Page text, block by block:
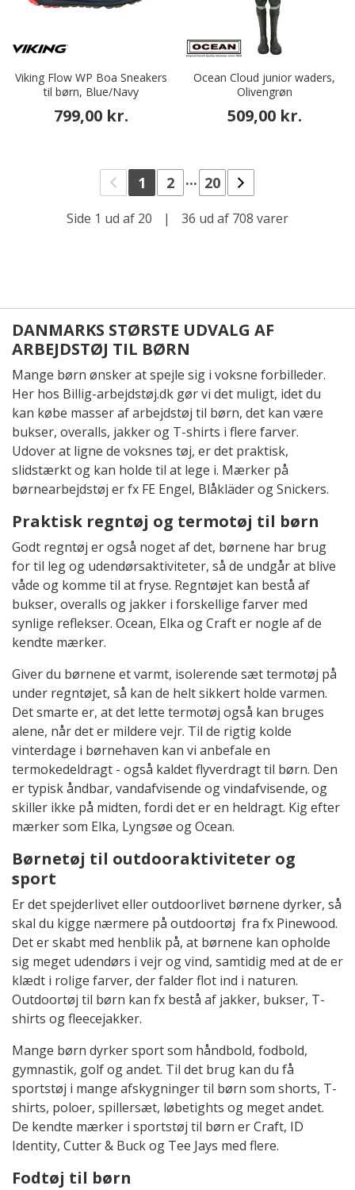
Viking Flow WP Boa Sneakers
til børn, Blue/Navy
799,00 kr.
Ocean Cloud junior waders,
Olivengrøn
509,00 kr.
1 2 ... 20
Side 1 ud af 20 | 36 ud af 708 varer
DANMARKS STØRSTE UDVALG AF
ARBEJDSTØJ TIL BØRN
Mange børn ønsker at spejle sig i voksne forbilleder.
Her hos Billig-arbejdstøj.dk gør vi det muligt, idet du
kan købe masser af arbejdstøj til børn, det kan være
bukser, overalls, jakker og T-shirts i flere farver.
Udover at ligne de voksnes tøj, er det praktisk,
slidstærkt og kan holde til at lege i. Mærker på
børnearbejdstøj er fx FE Engel, Blåkläder og Snickers.
Praktisk regntøj og termotøj til børn
Godt regntøj er også noget af det, børnene har brug
for til leg og udendørsaktiviteter, så de undgår at blive
våde og komme til at fryse. Regntøjet kan bestå af
bukser, overalls og jakker i forskellige farver med
synlige reflekser. Ocean, Elka og Craft er nogle af de
kendte mærker.
Giver du børnene et varmt, isolerende sæt termotøj på
under regntøjet, så kan de helt sikkert holde varmen.
Det smarte er, at det lette termotøj også kan bruges
alene, når det er mildere vejr. Til de rigtig kolde
vinterdage i børnehaven kan vi anbefale en
termokedeldragt - også kaldet flyverdragt til børn. Den
er typisk åndbar, vandafvisende og vindafvisende, og
skiller ikke på midten, fordi det er en heldragt. Kig efter
mærker som Elka, Lyngsøe og Ocean.
Børnetøj til outdooraktiviteter og
sport
Er det spejderlivet eller outdoorlivet børnene dyrker, så
skal du kigge nærmere på outdoortøj fra fx Pinewood.
Det er skabt med henblik på, at børnene kan opholde
sig meget udendørs i vejr og vind, samtidig med at de er
klædt i rolige farver, der falder flot ind i naturen.
Outdoortøj til børn kan fx bestå af jakker, bukser, T-
shirts og fleecejakker.
Mange børn dyrker sport som håndbold, fodbold,
gymnastik, golf og andet. Til det brug kan du få
sportstøj i mange afskygninger til børn som shorts, T-
shirts, poloer, spillersæt, løbetights og meget andet.
De kendte mærker i sportstøj til børn er Craft, ID
Identity, Cutter & Buck og Tee Jays med flere.
Fodtøj til børn